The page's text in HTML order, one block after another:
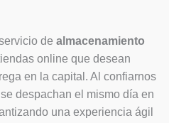
de almacenamiento
online que desean
en la capital. Al confiarnos
despachan el mismo día en
una experiencia ágil